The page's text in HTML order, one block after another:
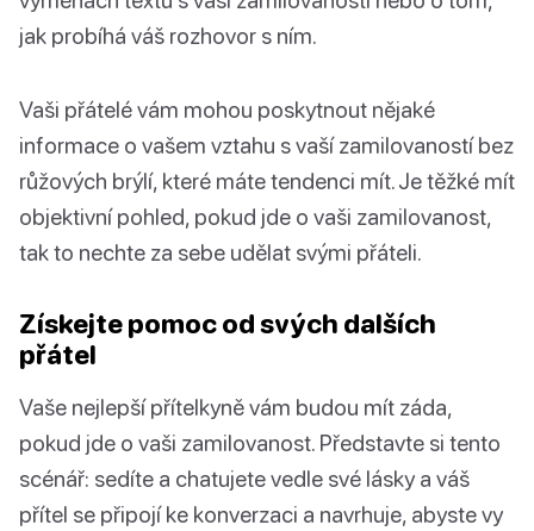
jak probíhá váš rozhovor s ním.
Vaši přátelé vám mohou poskytnout nějaké
informace o vašem vztahu s vaší zamilovaností bez
růžových brýlí, které máte tendenci mít. Je těžké mít
objektivní pohled, pokud jde o vaši zamilovanost,
tak to nechte za sebe udělat svými přáteli.
Získejte pomoc od svých dalších
přátel
Vaše nejlepší přítelkyně vám budou mít záda,
pokud jde o vaši zamilovanost. Představte si tento
scénář: sedíte a chatujete vedle své lásky a váš
přítel se připojí ke konverzaci a navrhuje, abyste vy